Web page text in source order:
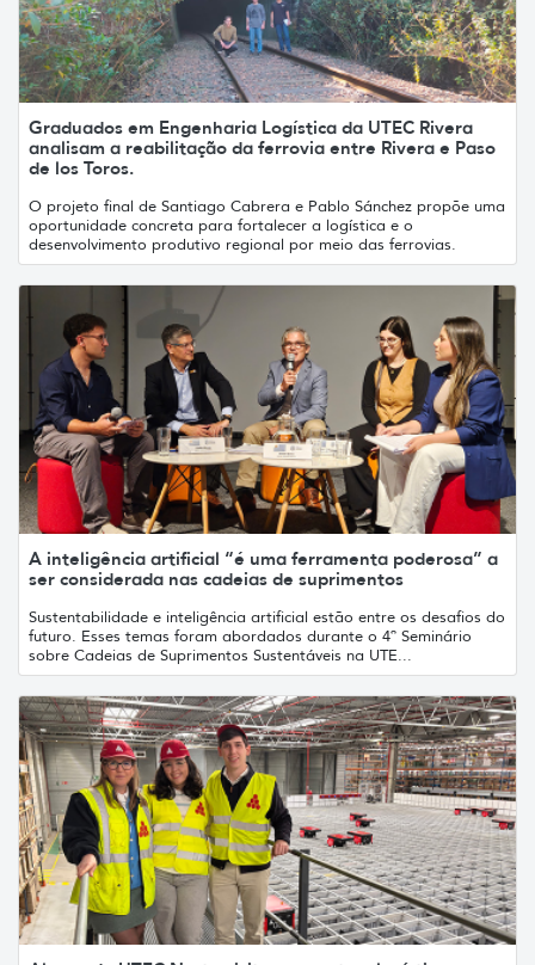
Graduados em Engenharia Logística da UTEC Rivera
analisam a reabilitação da ferrovia entre Rivera e Paso
de los Toros.
O projeto final de Santiago Cabrera e Pablo Sánchez propõe uma
oportunidade concreta para fortalecer a logística e o
desenvolvimento produtivo regional por meio das ferrovias.
A inteligência artificial “é uma ferramenta poderosa” a
ser considerada nas cadeias de suprimentos
Sustentabilidade e inteligência artificial estão entre os desafios do
futuro. Esses temas foram abordados durante o 4º Seminário
sobre Cadeias de Suprimentos Sustentáveis ​​na UTE...